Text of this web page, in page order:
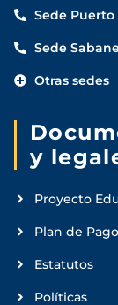
Sede Puerto
Sede
Otras sedes
y
Proyecto
Plan de
Estatutos
Políticas